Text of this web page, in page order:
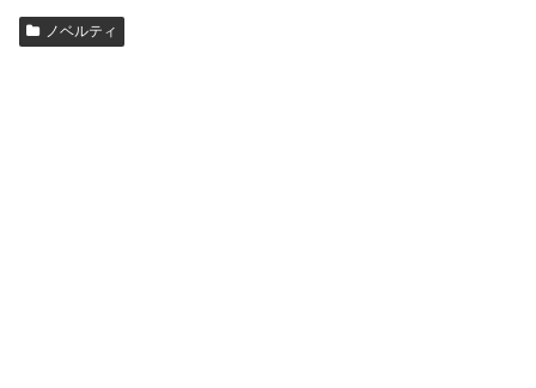
ノベルティ